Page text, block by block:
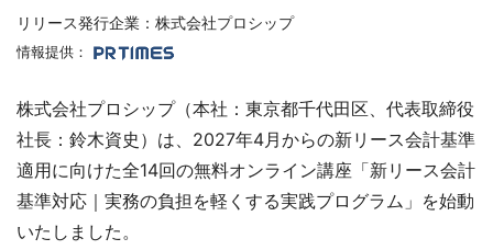
リリース発行企業：株式会社プロシップ
情報提供：
株式会社プロシップ（本社：東京都千代田区、代表取締役
社長：鈴木資史）は、2027年4月からの新リース会計基準
適用に向けた全14回の無料オンライン講座「新リース会計
基準対応｜実務の負担を軽くする実践プログラム」を始動
いたしました。